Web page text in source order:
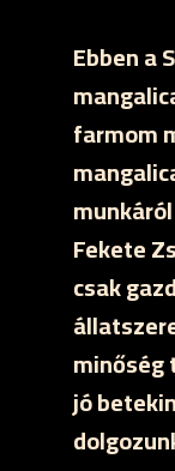
Ebben a
farmom
Fekete
csak
minőség
jó